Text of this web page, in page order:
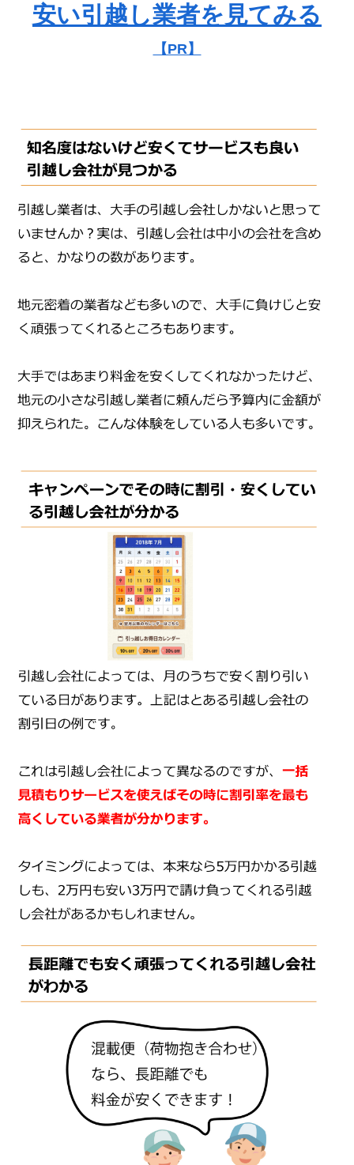
安い引越し業者を見てみる
【PR】